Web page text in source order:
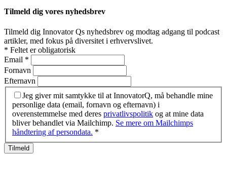
Tilmeld dig vores nyhedsbrev
Tilmeld dig Innovator Qs nyhedsbrev og modtag adgang til podcast
artikler, med fokus på diversitet i erhvervslivet.
* Feltet er obligatorisk
Email *
Fornavn
Efternavn
Jeg giver mit samtykke til at InnovatorQ, må behandle mine
personlige data (email, fornavn og efternavn) i
overenstemmelse med deres privatlivspolitik og at mine data
bliver behandlet via Mailchimp. Se mere om Mailchimps
håndtering af persondata. *